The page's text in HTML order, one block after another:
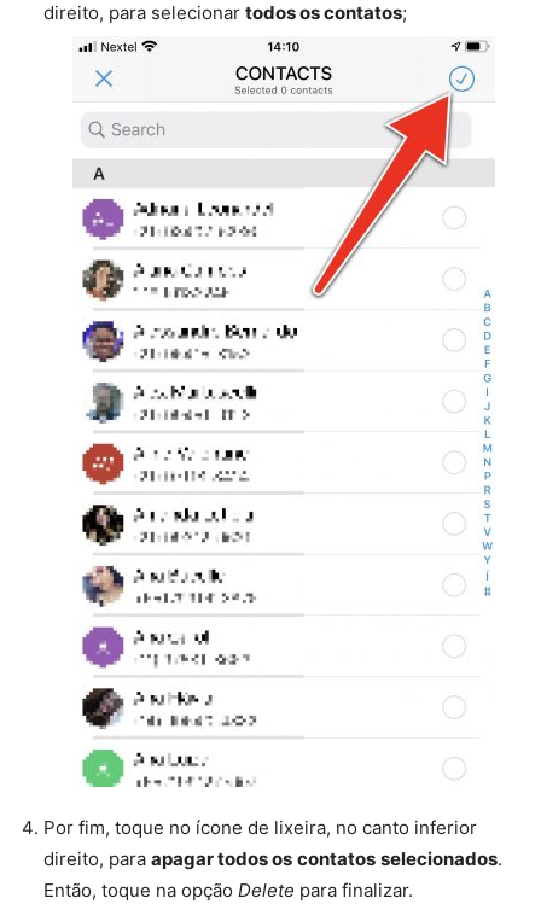
direito, para selecionar todos os contatos;
Por fim, toque no ícone de lixeira, no canto inferior
direito, para apagar todos os contatos selecionados.
Então, toque na opção Delete para finalizar.